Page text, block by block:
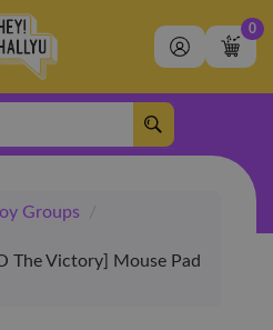
0
Groups
/
The Victory] Mouse Pad